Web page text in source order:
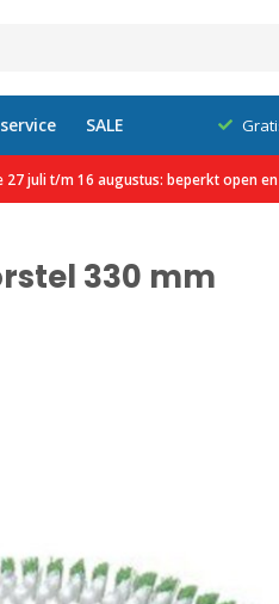
SALE
klanten
27 juli t/m 16 augustus: beperkt open
330 mm